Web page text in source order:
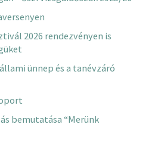
2026 rendezvényen is
ünnep és a tanévzáró
bemutatása “Merünk